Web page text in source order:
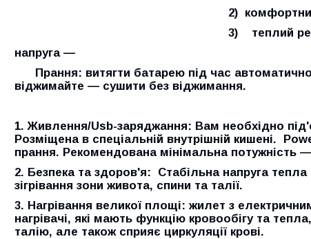
2) комфортний режим
3) теплий режим -
напруга — 5V/
Прання: витягти батарею під час
віджимайте — сушити без віджимання.
1. Живлення/Usb-заряджання: Вам необхідно
Розміщена в спеціальній внутрішній кишені.
прання. Рекомендована мінімальна потужність
2. Безпека та здоров'я: Стабільна напруга
зігрівання зони живота, спини та талії.
3. Нагрівання великої площі: жилет з
нагрівачі, які мають функцію кровообігу та
талію, але також сприяє циркуляції крові.